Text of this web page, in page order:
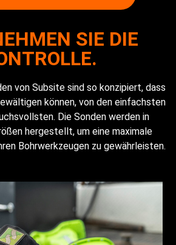
SIE DIE
von Subsite sind so konzipiert, dass
können, von den einfachsten
Die Sonden werden in
hergestellt, um eine maximale
Bohrwerkzeugen zu gewährleisten.